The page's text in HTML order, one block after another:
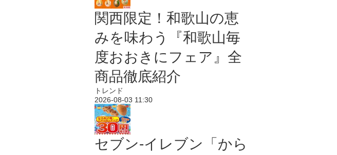
関西限定！和歌山の恵
みを味わう『和歌山毎
度おおきにフェア』全
商品徹底紹介
トレンド
2026-08-03 11:30
セブン‐イレブン「から